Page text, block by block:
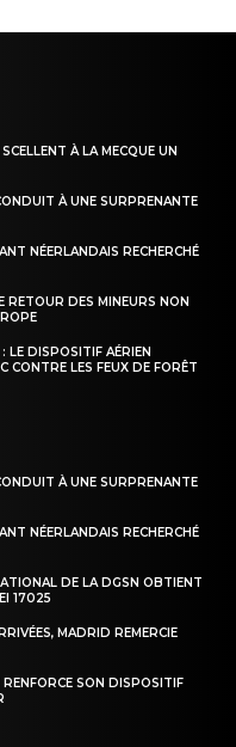
de
À LA MECQUE UN
À UNE SURPRENANTE
NÉERLANDAIS RECHERCHÉ
RETOUR DES MINEURS NON
LE DISPOSITIF AÉRIEN
CONTRE LES FEUX DE FORÊT
À UNE SURPRENANTE
NÉERLANDAIS RECHERCHÉ
DE LA DGSN OBTIENT
17025
MADRID REMERCIE
SON DISPOSITIF